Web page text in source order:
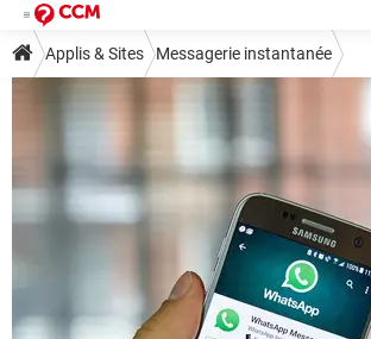
Applis & Sites Messagerie instantanée